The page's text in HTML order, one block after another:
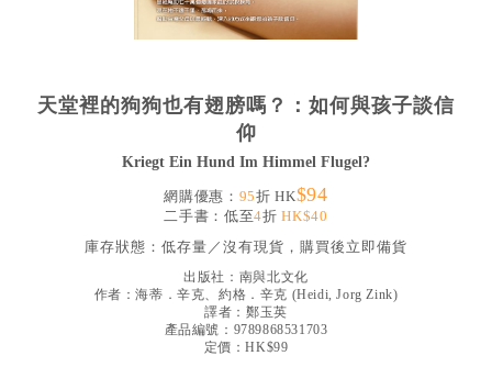
教會事工
社會／倫理
見證／傳記
文藝／勵志
精選影音
天堂裡的狗狗也有翅膀嗎？：如何與孩子談信
仰
Kriegt Ein Hund Im Himmel Flugel?
網購優惠： 95折 HK$94
二手書：低至4折HK$40
庫存狀態： 低存量／沒有現貨，購買後立即備貨
出版社： 南與北文化
作者：海蒂．辛克、約格．辛克 (Heidi, Jorg Zink)
譯者： 鄭玉英
產品編號：9789868531703
定價：HK$99